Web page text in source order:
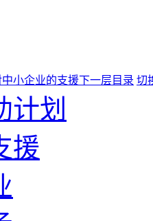
小企业的支援下一层目录 切
计划
援